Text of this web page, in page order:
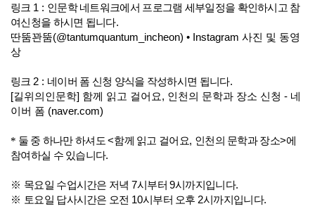
링크 1 : 인문학 네트워크에서 프로그램 세부일정을 확인하시고 참
여신청을 하시면 됩니다.
딴뚬꽌뚬(@tantumquantum_incheon) • Instagram 사진 및 동영
상
링크 2 : 네이버 폼 신청 양식을 작성하시면 됩니다.
[길위의인문학] 함께 읽고 걸어요, 인천의 문학과 장소 신청 - 네
이버 폼 (naver.com)
* 둘 중 하나만 하셔도<함께 읽고 걸어요, 인천의 문학과 장소>에
참여하실 수 있습니다.
※ 목요일 수업시간은 저녁 7시부터9시까지입니다.
※ 토요일 답사시간은 오전 10시부터 오후 2시까지입니다.